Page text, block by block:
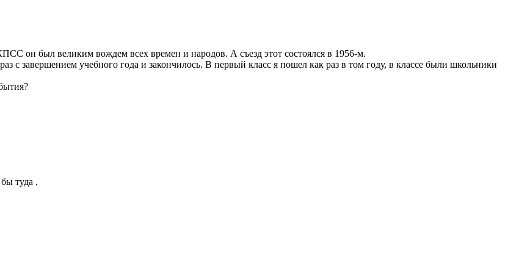
он был великим вождем всех времен и народов. А съезд этот состоялся в 1956-м.
с завершением учебного года и закончилось. В первый класс я пошел как раз в том году, в классе были школьники
туда ,